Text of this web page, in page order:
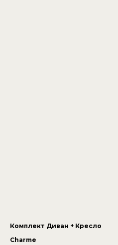
Комплект Диван + Кресло
Charme